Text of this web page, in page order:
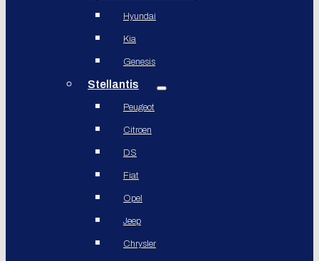
Hyundai
Kia
Genesis
Stellantis
Peugeot
Citroen
DS
Fiat
Opel
Jeep
Chrysler